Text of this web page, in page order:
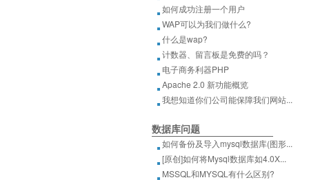
如何成功注册一个用户
WAP可以为我们做什么?
什么是wap?
计数器、留言板是免费的吗？
电子商务利器PHP
Apache 2.0 新功能概览
我想知道你们公司能保障我们网站...
数据库问题
如何备份及导入mysql数据库(图形...
[原创]如何将Mysql数据库如4.0X...
MSSQL和MYSQL有什么区别?